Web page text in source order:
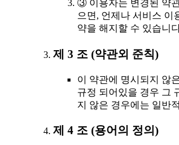
③ 이용자는 변경된 약
으면, 언제나 서비스 이
약을 해지할 수 있습니
제 3 조 (약관외 준칙)
이 약관에 명시되지 않
규정 되어있을 경우 그
지 않은 경우에는 일반
제 4 조 (용어의 정의)